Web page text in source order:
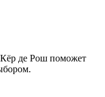
де Рош поможет